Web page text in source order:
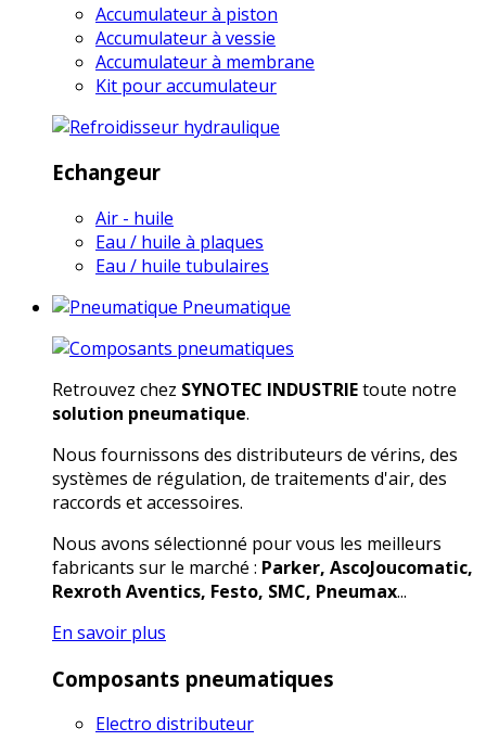
Accumulateur à piston
Accumulateur à vessie
Accumulateur à membrane
Kit pour accumulateur
Echangeur
Air - huile
Eau / huile à plaques
Eau / huile tubulaires
Pneumatique
Retrouvez chez SYNOTEC INDUSTRIEtoute notre
solution pneumatique.
Nous fournissons des distributeurs de vérins, des
systèmes de régulation, de traitements d'air, des
raccords et accessoires.
Nous avons sélectionné pour vous les meilleurs
fabricants sur le marché : Parker, AscoJoucomatic,
Rexroth Aventics, Festo, SMC, Pneumax...
En savoir plus
Composants pneumatiques
Electro distributeur